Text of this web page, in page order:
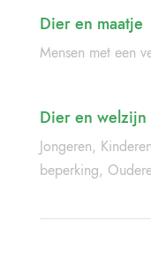
Dier en maatje
Mensen met een
Dier en welzijn
Jongeren, Kinderen
beperking,